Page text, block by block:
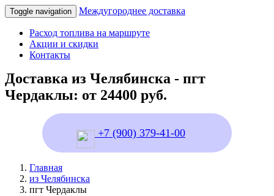
Toggle navigation Междугороднее доставка
Расход топлива на маршруте
Акции и скидки
Контакты
Доставка из Челябинска - пгт
Чердаклы: от 24400 руб.
+7 (900) 379-41-00
Главная
из Челябинска
пгт Чердаклы